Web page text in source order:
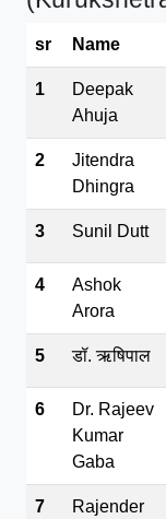
sr Name
1
Deepak
Ahuja
2
Jitendra
Dhingra
3 Sunil Dutt
4
Ashok
Arora
5 डॉ. ऋषिपाल
6
Dr. Rajeev
Kumar
Gaba
7
Rajender